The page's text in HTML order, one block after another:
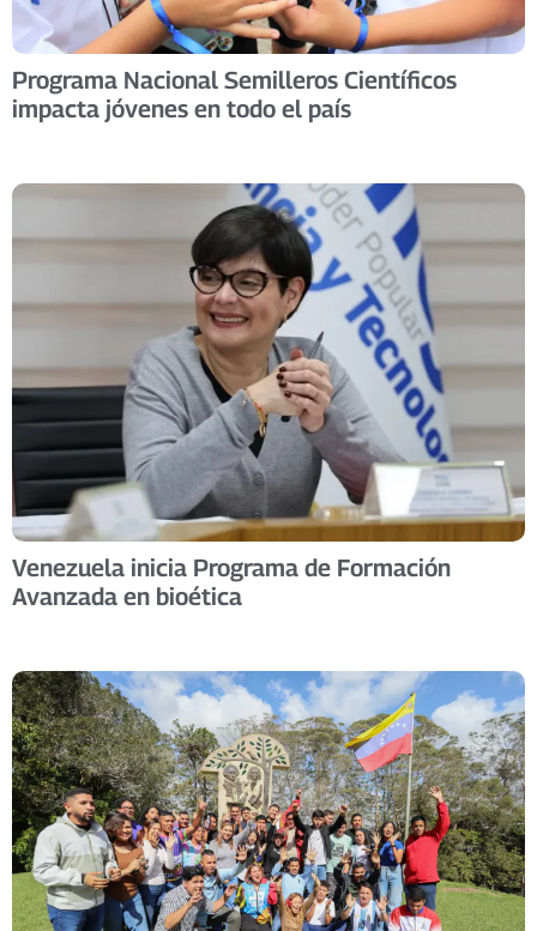
Programa Nacional Semilleros Científicos
impacta jóvenes en todo el país
Venezuela inicia Programa de Formación
Avanzada en bioética